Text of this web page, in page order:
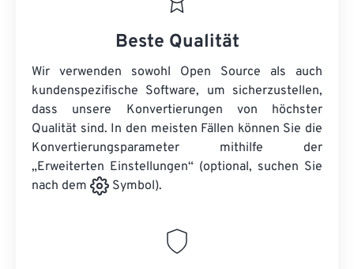
Beste Qualität
Wir verwenden sowohl Open Source als auch
kundenspezifische Software, um sicherzustellen,
dass unsere Konvertierungen von höchster
Qualität sind. In den meisten Fällen können Sie die
Konvertierungsparameter mithilfe der
„Erweiterten Einstellungen“ (optional, suchen Sie
nach dem
Symbol).